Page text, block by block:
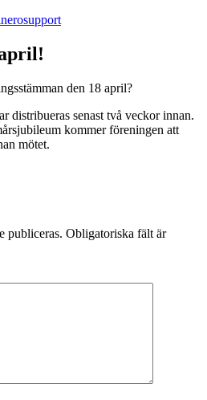
den 18 april?
distribueras senast två veckor innan.
kommer föreningen att
mötet.
publiceras. Obligatoriska fält är